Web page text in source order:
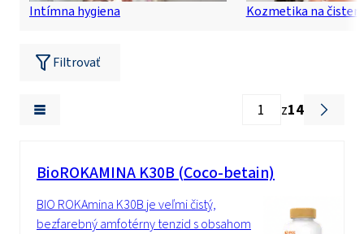
Intímna hygiena Kozmetika na
Filtrovať
z14
BioROKAMINA K30B (Coco-betain)
BIO ROKAmina K30B je veľmi čistý,
bezfarebný amfotérny tenzid s obsahom